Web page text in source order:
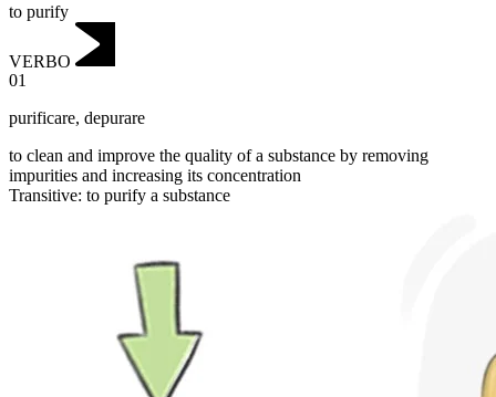
to purify
VERBO
01
purificare, depurare
to clean and improve the quality of a substance by removing
impurities and increasing its concentration
Transitive: to purify a substance